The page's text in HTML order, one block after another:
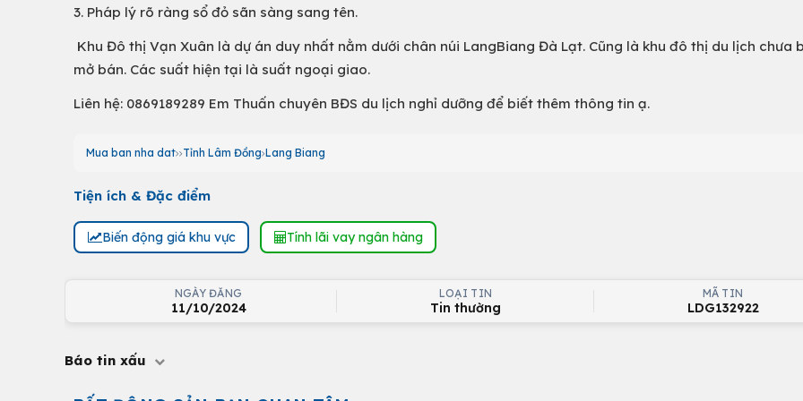
3. Pháp lý rõ ràng sổ đỏ sãn sàng sang tên.
Khu Đô thị Vạn Xuân là dự án duy nhất nằm dưới chân núi LangBiang Đà Lạt. Cũng là khu đô thị du lịch chưa
mở bán. Các suất hiện tại là suất ngoại giao.
Liên hệ: 0869189289 Em Thuấn chuyên BĐS du lịch nghỉ dưỡng để biết thêm thông tin ạ.
Mua ban nha dat Tỉnh Lâm Đồng Lang Biang
Tiện ích & Đặc điểm
Biến động giá khu vực Tính lãi vay ngân hàng
NGÀY ĐĂNG
11/10/2024
LOẠI TIN
Tin thường
MÃ TIN
LDG132922
Báo tin xấu